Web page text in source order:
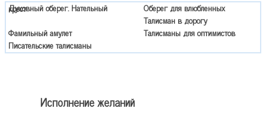
Духовный оберег. Нательный крест
Оберег для влюбленных
Талисман в дорогу
Фамильный амулет
Талисманы для оптимистов
Писательские талисманы
Исполнение желаний